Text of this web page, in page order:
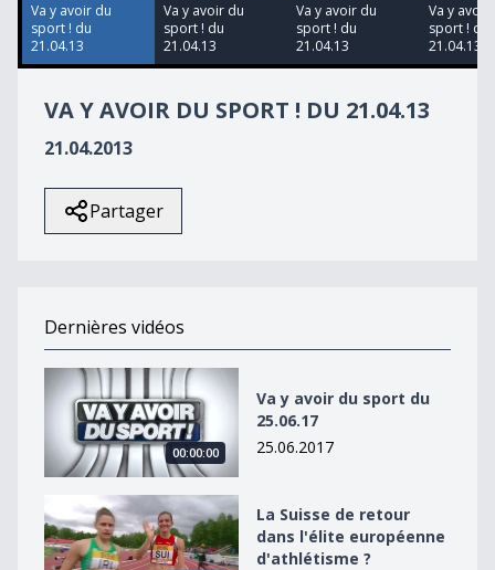
30
seconds
Va y avoir du
sport ! du
21.04.13
Va y avoir du
sport ! du
21.04.13
Va y avoir du
sport ! du
21.04.13
Va y avoir
sport ! du
21.04.13
VA Y AVOIR DU SPORT ! DU 21.04.13
21.04.2013
Partager
Dernières vidéos
Va y avoir du sport du 25.06.17
00:00:00
Va y avoir du sport du
25.06.17
25.06.2017
La Suisse de retour dans l&#039;élite européenne
La Suisse de retour
dans l'élite européenne
d'athlétisme ?